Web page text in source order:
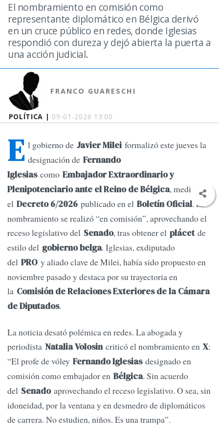
POLÍTICA | 09-01-2026 13:00
El nombramiento en comisión como
representante diplomático en Bélgica derivó
en un cruce público en redes, donde Iglesias
respondió con dureza y dejó abierta la puerta a
una acción judicial.
FRANCO GUARESCHI
E l gobierno de Javier Milei formalizó este jueves la
designación de Fernando
Iglesiascomo Embajador Extraordinario y
Plenipotenciario ante el Reino de Bélgica, mediante
el Decreto 6/2026 publicado en el Boletín Oficial. El
nombramiento se realizó “en comisión”, aprovechando el
receso legislativo del Senado, tras obtener el plácetde
estilo del gobierno belga. Iglesias, exdiputado
del PRO y aliado clave de Milei, había sido propuesto en
noviembre pasado y destaca por su trayectoria en
la Comisión de Relaciones Exteriores de la Cámara
de Diputados.
La noticia desató polémica en redes. La abogada y
periodista Natalia Volosincriticó el nombramiento en X:
“El profe de vóley Fernando Iglesiasdesignado en
comisión como embajador en Bélgica. Sin acuerdo
del Senadoaprovechando el receso legislativo. O sea, sin
idoneidad, por la ventana y en desmedro de diplomáticos
de carrera. No estudien, niños. Es una trampa”.